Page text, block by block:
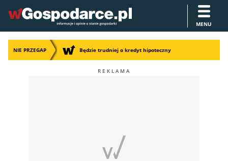
MENU
NIE PRZEGAP Będzie trudniej o kredyt hipoteczny